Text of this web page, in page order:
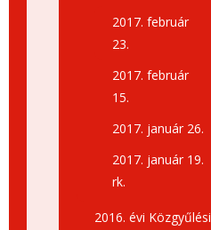
2017. február
23.
2017. február
15.
2017. január 26.
2017. január 19.
rk.
2016. évi Közgyűlési